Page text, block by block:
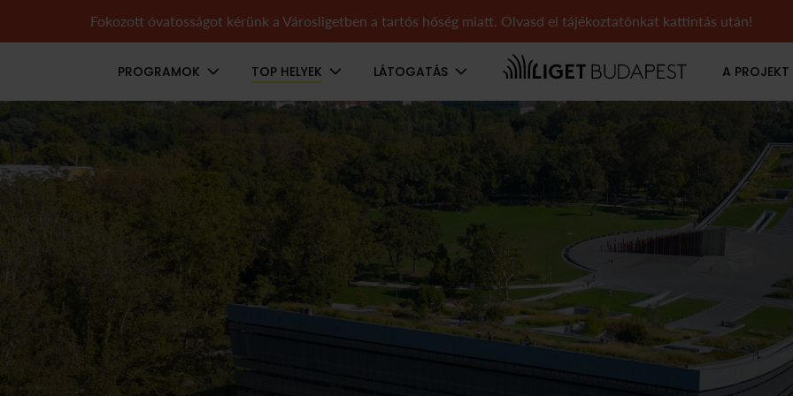
Fokozott óvatosságot kérünk a Városligetben a tartós hőség miatt. Olvasd el tájékoztatónkat kattintás után!
PROGRAMOK TOP HELYEK LÁTOGATÁS A PROJEKT